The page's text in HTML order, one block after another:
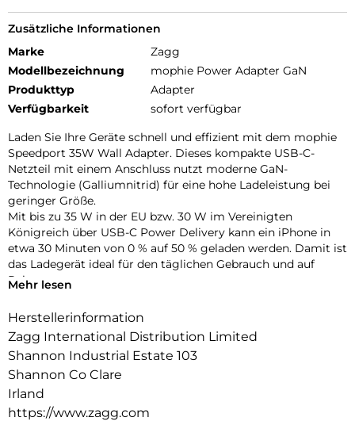
Zusätzliche Informationen
Marke
Zagg
Modellbezeichnung
mophie Power Adapter GaN
Produkttyp
Adapter
Verfügbarkeit
sofort verfügbar
Laden Sie Ihre Geräte schnell und effizient mit dem mophie
Speedport 35W Wall Adapter. Dieses kompakte USB-C-
Netzteil mit einem Anschluss nutzt moderne GaN-
Technologie (Galliumnitrid) für eine hohe Ladeleistung bei
geringer Größe.
Mit bis zu 35 W in der EU bzw. 30 W im Vereinigten
Königreich über USB-C Power Delivery kann ein iPhone in
etwa 30 Minuten von 0 % auf 50 % geladen werden. Damit ist
das Ladegerät ideal für den täglichen Gebrauch und auf
Reisen.
enge Steckdosen. Integrierte Sicherheitsfunktionen sowie
zuverlässiges und nachhaltiges Laden.
Mehr lesen
Herstellerinformation
Zagg International Distribution Limited
Shannon Industrial Estate 103
Shannon Co Clare
Irland
https://www.zagg.com